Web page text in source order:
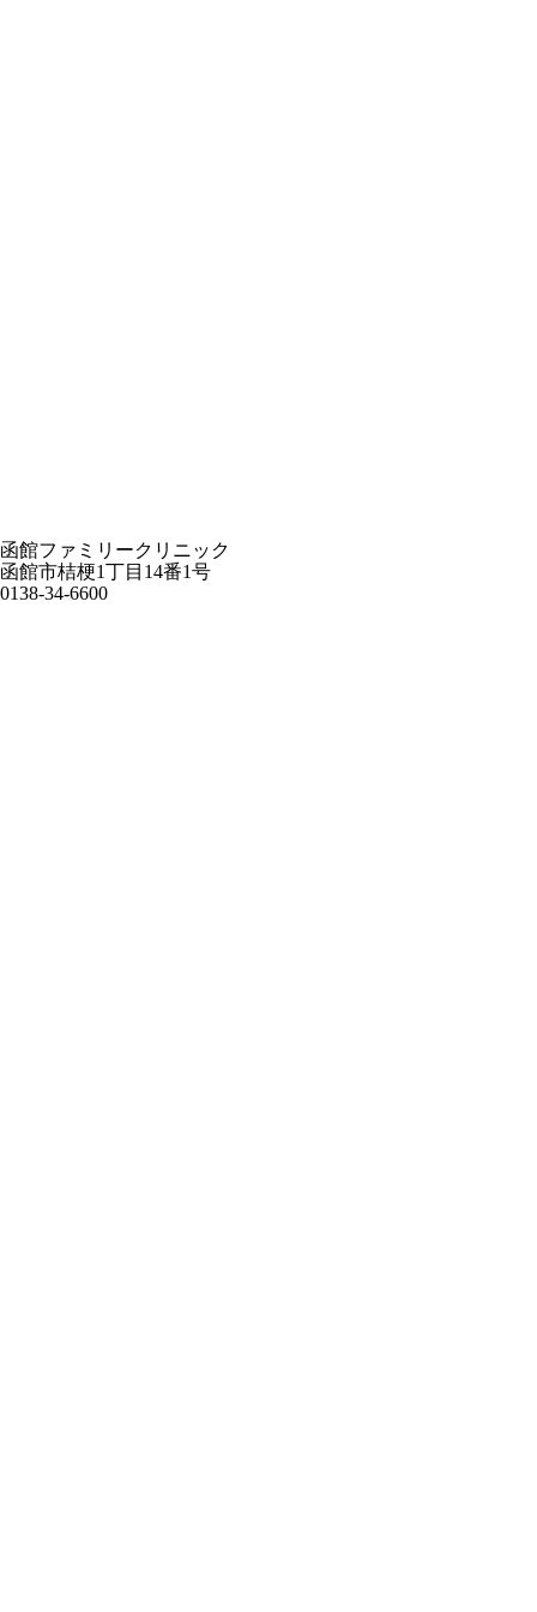
函館ファミリークリニック
函館市桔梗1丁目14番1号
0138-34-6600